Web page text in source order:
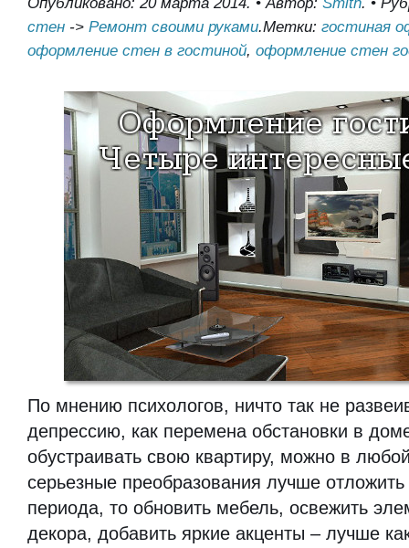
стен -> Ремонт своими руками.Метки: гостиная
оформление стен в гостиной, оформление стен
По мнению психологов, ничто так не
депрессию, как перемена обстановки в
обустраивать свою квартиру, можно в
серьезные преобразования лучше отложить
периода, то обновить мебель, освежить
декора, добавить яркие акценты – лучше